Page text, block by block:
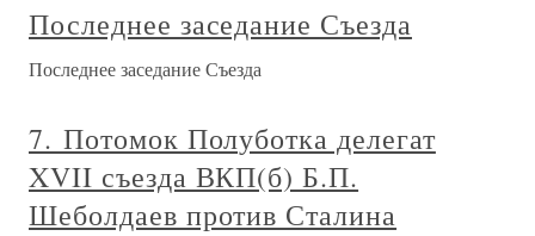
Последнее заседание Съезда
Последнее заседание Съезда
7. Потомок Полуботка делегат
XVII съезда ВКП(б) Б.П.
Шеболдаев против Сталина